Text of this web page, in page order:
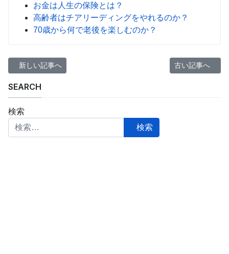
お金は人生の保険とは？
高齢者はチアリーディングをやれるのか？
70歳から何で老後を楽しむのか？
前の記事へ: 自動車事故が高齢者層で増えている
新しい記事へ 次の記事へ: 松
古い記事へ
SEARCH
検索
検索